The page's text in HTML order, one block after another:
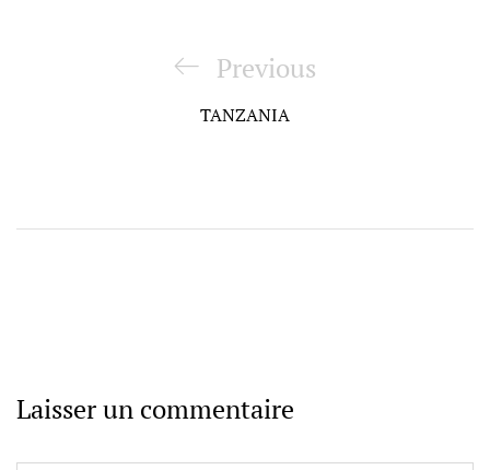
Previous
Post
Previous
TANZANIA
Laisser un commentaire